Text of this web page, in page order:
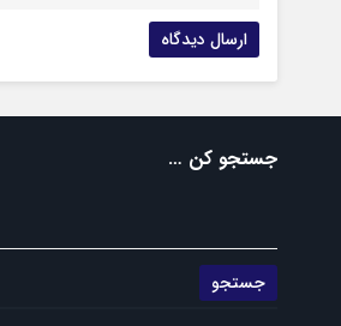
جستجو کن …